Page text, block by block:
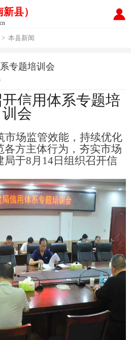
县）
> 本县新闻
专题培训会
信用体系专题培
训会
市场监管效能，持续优化
各方主体行为，夯实市场
局于8月14日组织召开信